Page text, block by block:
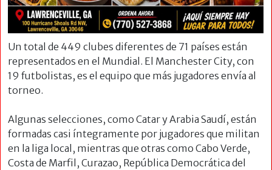
Un total de 449 clubes diferentes de 71 países están
representados en el Mundial. El Manchester City, con
19 futbolistas, es el equipo que más jugadores envía al
torneo.
Algunas selecciones, como Catar y Arabia Saudí, están
formadas casi íntegramente por jugadores que militan
en la liga local, mientras que otras como Cabo Verde,
Costa de Marfil, Curazao, República Democrática del